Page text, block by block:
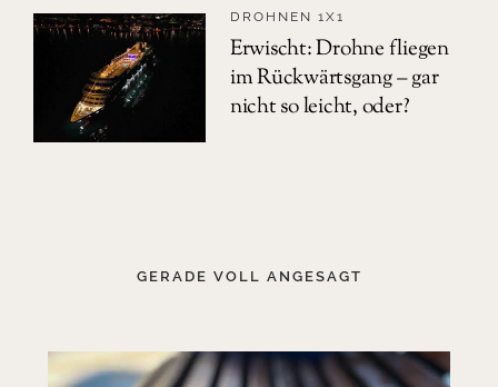
Erwischt: Drohne fliegen
im Rückwärtsgang – gar
nicht so leicht, oder?
DROHNEN 1X1
GERADE VOLL ANGESAGT